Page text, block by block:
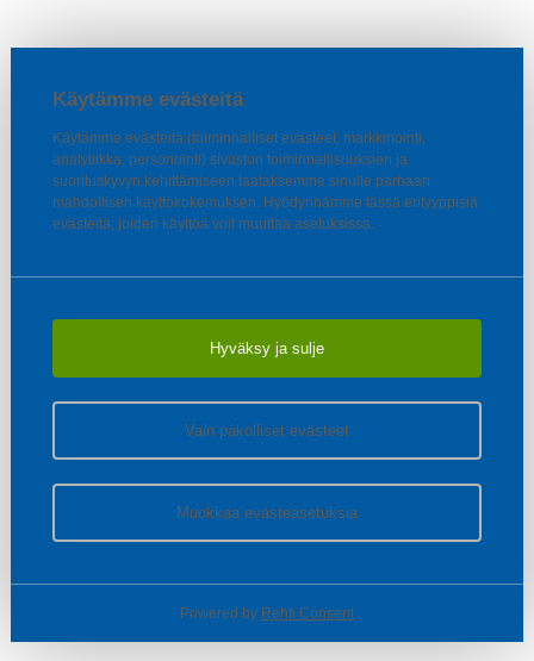
Käytämme evästeitä
Käytämme evästeitä (toiminnalliset evästeet, markkinointi,
analytiikka, personointi) sivuston toiminnallisuuksien ja
suorituskyvyn kehittämiseen taataksemme sinulle parhaan
mahdollisen käyttökokemuksen. Hyödynnämme tässä erityyppisiä
evästeitä, joiden käyttöä voit muuttaa asetuksissa.
Hyväksy ja sulje
Vain pakolliset evästeet
Muokkaa evästeasetuksia
Powered by Rehti Consent